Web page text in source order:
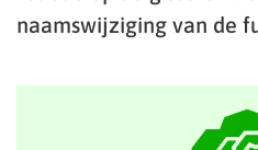
naamswijziging van de